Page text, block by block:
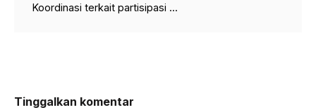
Koordinasi terkait partisipasi ...
Tinggalkan komentar